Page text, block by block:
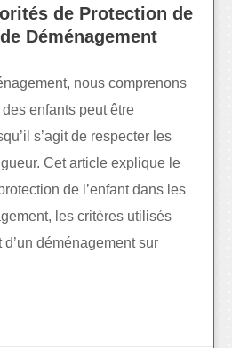
de Protection de
Déménagement
nous comprenons
enfants peut être
s’agit de respecter les
Cet article explique le
de l’enfant dans les
les critères utilisés
d’un déménagement sur